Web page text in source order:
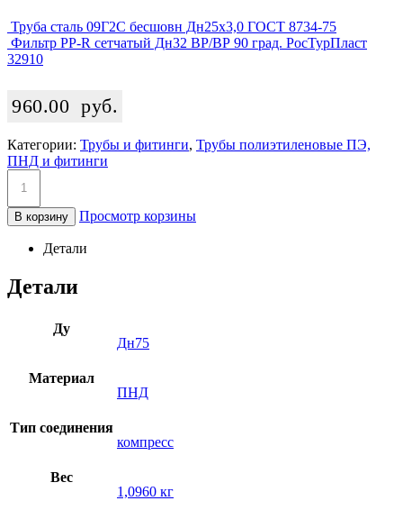
Труба сталь 09Г2С бесшовн Дн25х3,0 ГОСТ 8734-75
Фильтр PP-R сетчатый Дн32 ВР/ВР 90 град. РосТурПласт
32910
960.00 руб.
Категории: Трубы и фитинги, Трубы полиэтиленовые ПЭ,
ПНД и фитинги
В корзину Просмотр корзины
Детали
Детали
Ду
Дн75
Материал
ПНД
Тип соединения
компресс
Вес
1,0960 кг